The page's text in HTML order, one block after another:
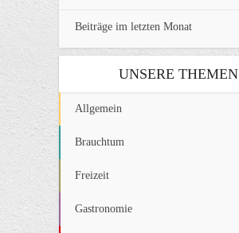
Beiträge im letzten Monat
UNSERE THEMEN
Allgemein
Brauchtum
Freizeit
Gastronomie